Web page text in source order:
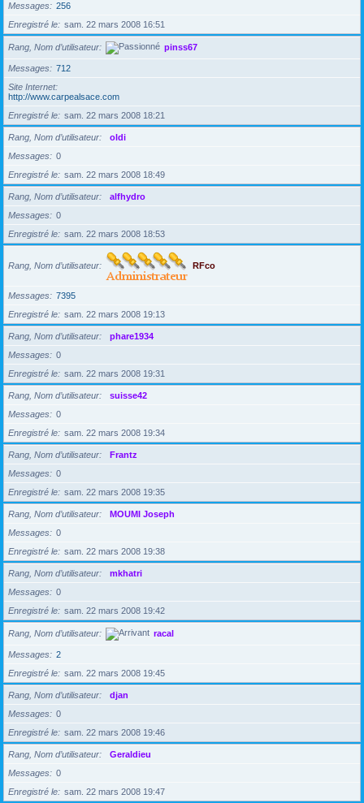
Messages
256
Enregistré le
sam. 22 mars 2008 16:51
Rang, Nom d’utilisateur pinss67
Messages
712
Site Internet
http://www.carpealsace.com
Enregistré le
sam. 22 mars 2008 18:21
Rang, Nom d’utilisateur
oldi
Messages
0
Enregistré le
sam. 22 mars 2008 18:49
Rang, Nom d’utilisateur
alfhydro
Messages
0
Enregistré le
sam. 22 mars 2008 18:53
Rang, Nom d’utilisateur RFco
Messages
7395
Enregistré le
sam. 22 mars 2008 19:13
Rang, Nom d’utilisateur
phare1934
Messages
0
Enregistré le
sam. 22 mars 2008 19:31
Rang, Nom d’utilisateur
suisse42
Messages
0
Enregistré le
sam. 22 mars 2008 19:34
Rang, Nom d’utilisateur
Frantz
Messages
0
Enregistré le
sam. 22 mars 2008 19:35
Rang, Nom d’utilisateur
MOUMI Joseph
Messages
0
Enregistré le
sam. 22 mars 2008 19:38
Rang, Nom d’utilisateur
mkhatri
Messages
0
Enregistré le
sam. 22 mars 2008 19:42
Rang, Nom d’utilisateur racal
Messages
2
Enregistré le
sam. 22 mars 2008 19:45
Rang, Nom d’utilisateur
djan
Messages
0
Enregistré le
sam. 22 mars 2008 19:46
Rang, Nom d’utilisateur
Geraldieu
Messages
0
Enregistré le
sam. 22 mars 2008 19:47